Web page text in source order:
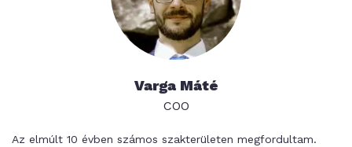
Varga Máté
COO
Az elmúlt 10 évben számos szakterületen megfordultam.